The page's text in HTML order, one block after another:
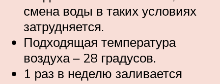
смена воды в таких условиях
затрудняется.
Подходящая температура
воздуха – 28 градусов.
1 раз в неделю заливается